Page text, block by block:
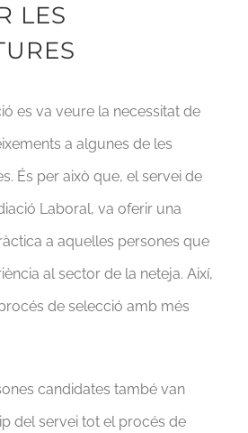
LES
es va veure la necessitat de
a algunes de les
És per això que, el servei de
Laboral, va oferir una
a aquelles persones que
al sector de la neteja. Així,
de selecció amb més
candidates també van
del servei tot el procés de